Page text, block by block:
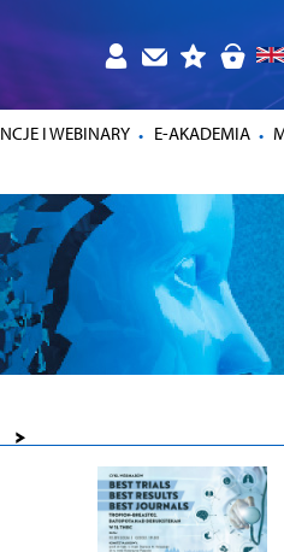
I WEBINARY E-AKADEMIA
>